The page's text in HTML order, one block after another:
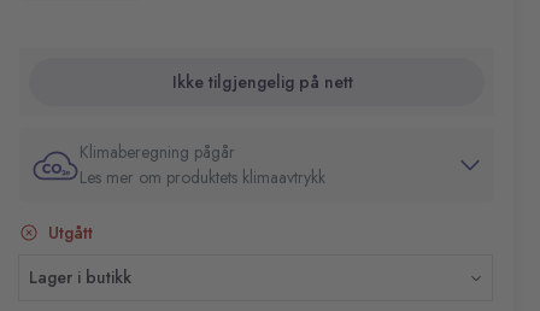
Ikke tilgjengelig på nett
Klimaberegning pågår
Les mer om produktets klimaavtrykk
Utgått
Lager i butikk